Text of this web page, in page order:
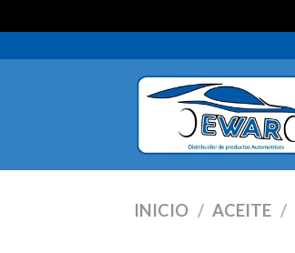
INICIO / ACEITE /